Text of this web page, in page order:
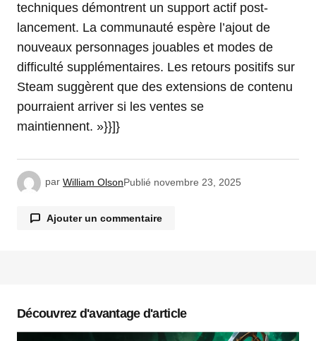
techniques démontrent un support actif post-
lancement. La communauté espère l’ajout de
nouveaux personnages jouables et modes de
difficulté supplémentaires. Les retours positifs sur
Steam suggèrent que des extensions de contenu
pourraient arriver si les ventes se
maintiennent. »}}]}
par William OlsonPublié novembre 23, 2025
Ajouter un commentaire
Commentaire*
Découvrez d'avantage d'article